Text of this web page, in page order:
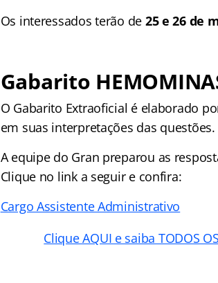
Os interessados terão de 25 e 26 de
Gabarito
O Gabarito Extraoficial é elaborado
em suas interpretações das questões.
A equipe do Gran preparou as
Clique no link a seguir e confira:
Cargo Assistente Administrativo
Clique AQUI e saiba TODOS